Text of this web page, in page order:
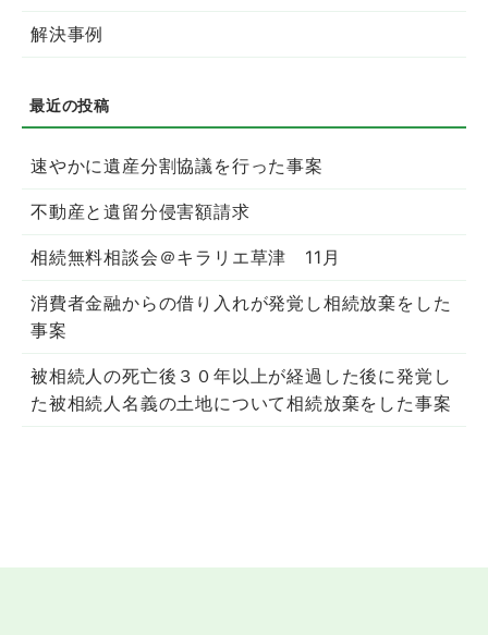
解決事例
速やかに遺産分割協議を行った事案
不動産と遺留分侵害額請求
相続無料相談会＠キラリエ草津 11月
消費者金融からの借り入れが発覚し相続放棄をした
事案
被相続人の死亡後３０年以上が経過した後に発覚し
た被相続人名義の土地について相続放棄をした事案